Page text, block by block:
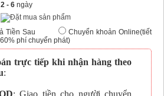
2 - 6 ngày
Tiền Sau
Chuyển khoản Online(tiết
phí chuyển phát)
trực tiếp khi nhận hàng theo
:
: Giao tiền cho người chuyển